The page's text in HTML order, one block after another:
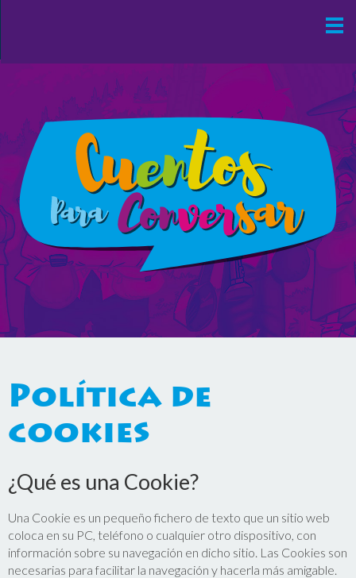
Política de
cookies
¿Qué es una Cookie?
Una Cookie es un pequeño fichero de texto que un sitio web
coloca en su PC, teléfono o cualquier otro dispositivo, con
información sobre su navegación en dicho sitio. Las Cookies son
necesarias para facilitar la navegación y hacerla más amigable.